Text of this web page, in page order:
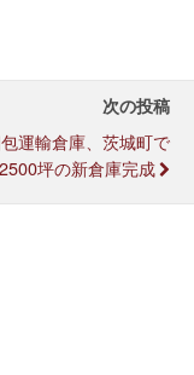
次の投稿
運輸倉庫、茨城町で
2500坪の新倉庫完成